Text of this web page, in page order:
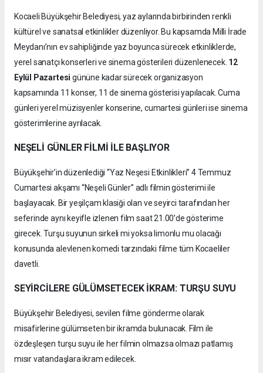
Kocaeli Büyükşehir Belediyesi, yaz aylarında birbirinden renkli
kültürel ve sanatsal etkinlikler düzenliyor. Bu kapsamda Milli İrade
Meydanı’nın ev sahipliğinde yaz boyunca sürecek etkinliklerde,
yerel sanatçı konserleri ve sinema gösterileri düzenlenecek. 12
Eylül Pazartesi gününe kadar sürecek organizasyon
kapsamında 11 konser, 11 de sinema gösterisi yapılacak. Cuma
günleri yerel müzisyenler konserine, cumartesi günleri ise sinema
gösterimlerine ayrılacak.
NEŞELİ GÜNLER FİLMİ İLE BAŞLIYOR
Büyükşehir’in düzenlediği “Yaz Neşesi Etkinlikleri” 4 Temmuz
Cumartesi akşamı “Neşeli Günler” adlı filmin gösterimi ile
başlayacak. Bir yeşilçam klasiği olan ve seyirci tarafından her
seferinde aynı keyifle izlenen film saat 21.00’de gösterime
girecek. Turşu suyunun sirkeli mi yoksa limonlu mu olacağı
konusunda alevlenen komedi tarzındaki filme tüm Kocaeliler
davetli.
SEYİRCİLERE GÜLÜMSETECEK İKRAM: TURŞU SUYU
Büyükşehir Belediyesi, sevilen filme gönderme olarak
misafirlerine gülümseten bir ikramda bulunacak. Film ile
özdeşleşen turşu suyu ile her filmin olmazsa olmazı patlamış
mısır vatandaşlara ikram edilecek.